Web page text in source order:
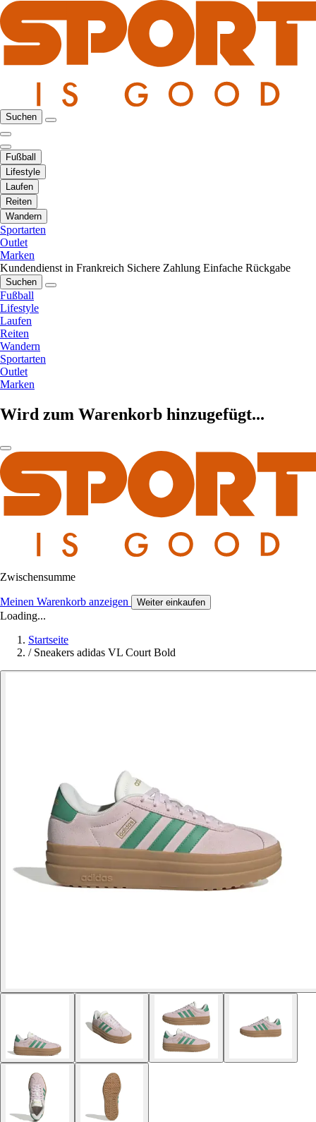
Suchen
Fußball
Lifestyle
Laufen
Reiten
Wandern
Sportarten
Outlet
Marken
Kundendienst in Frankreich Sichere Zahlung Einfache Rückgabe
Suchen
Fußball
Lifestyle
Laufen
Reiten
Wandern
Sportarten
Outlet
Marken
Wird zum Warenkorb hinzugefügt...
Zwischensumme
Meinen Warenkorb anzeigen Weiter einkaufen
Loading...
Startseite
/ Sneakers adidas VL Court Bold